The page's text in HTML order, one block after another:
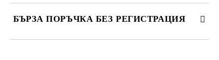
БЪРЗА ПОРЪЧКА БЕЗ РЕГИСТРАЦИЯ